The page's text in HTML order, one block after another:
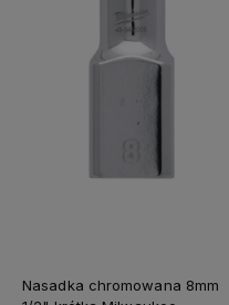
Nasadka chromowana 8mm